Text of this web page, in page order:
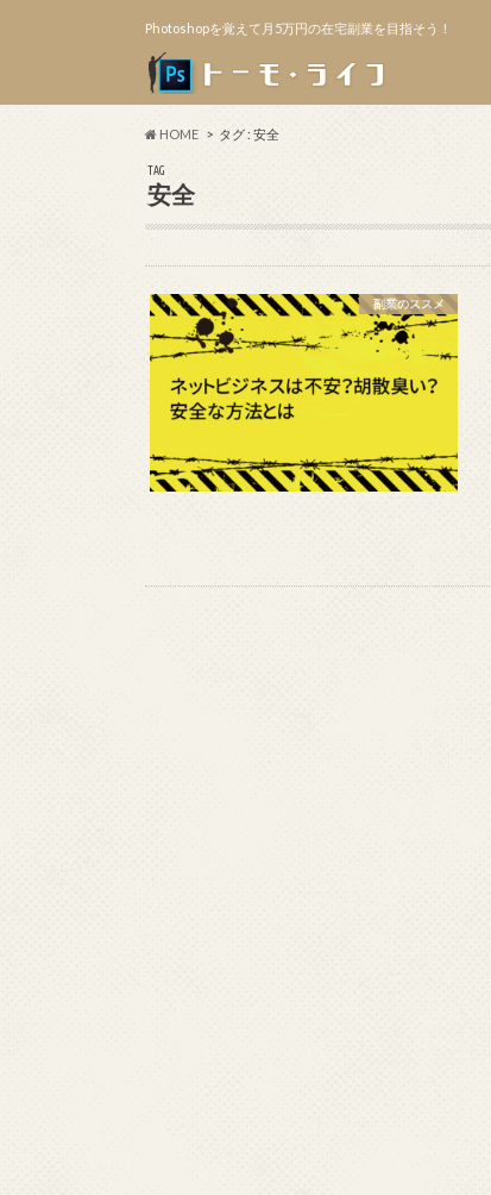
Photoshopを覚えて月5万円の在宅副業を目指そう！
HOME タグ : 安全
TAG
安全
副業のススメ